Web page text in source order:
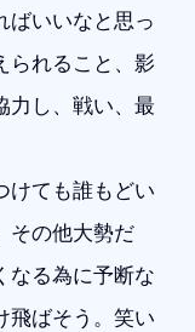
ばいいなと思っ
られること、影
力し、戦い、最
けても誰もどい
その他大勢だ
なる為に予断な
飛ばそう。笑い